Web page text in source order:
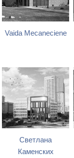
Vaida Mecaneciene
Светлана
Каменских